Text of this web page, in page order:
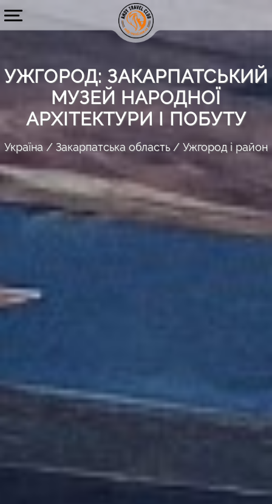
УЖГОРОД: ЗАКАРПАТСЬКИЙ
МУЗЕЙ НАРОДНОЇ
АРХІТЕКТУРИ І ПОБУТУ
Україна Закарпатська область Ужгород і район